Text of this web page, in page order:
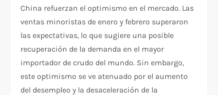
China refuerzan el optimismo en el mercado. Las
ventas minoristas de enero y febrero superaron
las expectativas, lo que sugiere una posible
recuperación de la demanda en el mayor
importador de crudo del mundo. Sin embargo,
este optimismo se ve atenuado por el aumento
del desempleo y la desaceleración de la